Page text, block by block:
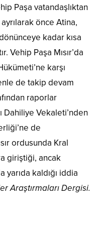
Paşa vatandaşlıktan
ayrılarak önce Atina,
kadar kısa
Vehip Paşa Mısır’da
karşı
de takip devam
raporlar
Dahiliye Vekaleti’nden
de
ordusunda Kral
giriştiği, ancak
yarıda kaldığı iddia
Araştırmaları Dergisi.